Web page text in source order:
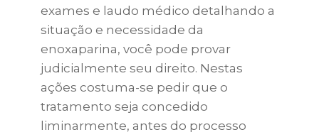
exames e laudo médico detalhando a
situação e necessidade da
enoxaparina, você pode provar
judicialmente seu direito. Nestas
ações costuma-se pedir que o
tratamento seja concedido
liminarmente, antes do processo